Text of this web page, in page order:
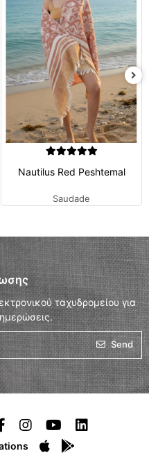
Nautilus Red Peshtemal
Saudade
ταχυδρομείου για
Send